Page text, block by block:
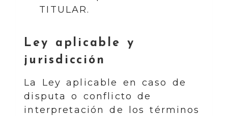
TITULAR.
Ley aplicable y
jurisdicción
La Ley aplicable en caso de
disputa o conflicto de
interpretación de los términos